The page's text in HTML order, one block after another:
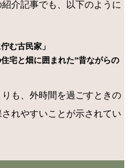
介記事でも、以下のように
む古民家」
住宅と畑に囲まれた”昔ながらの
も、外時間を過ごすときの
れやすいことが示されてい